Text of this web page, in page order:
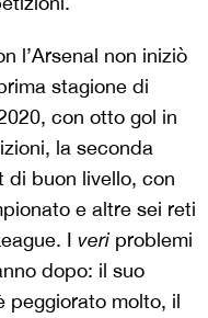
l’Arsenal non iniziò
stagione di
con otto gol in
la seconda
di buon livello, con
e altre sei reti
I veri problemi
dopo: il suo
peggiorato molto, il